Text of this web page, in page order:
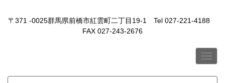
〒371 -0025群馬県前橋市紅雲町二丁目19-1 Tel 027-221-4188
FAX 027-243-2676